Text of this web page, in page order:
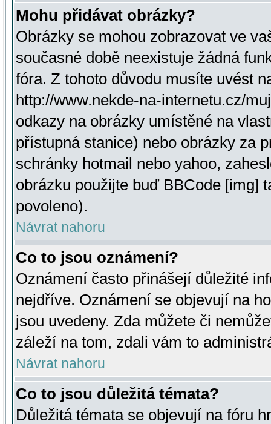
Mohu přidávat obrázky?
Obrázky se mohou zobrazovat ve
současné době neexistuje žádná
fóra. Z tohoto důvodu musíte uvést
http://www.nekde-na-internetu.cz/
odkazy na obrázky umístěné na
přístupná stanice) nebo obrázky za
schránky hotmail nebo yahoo,
obrázku použijte buď BBCode [img]
povoleno).
Návrat nahoru
Co to jsou oznámení?
Oznámení často přinášejí důležité
nejdříve. Oznámení se objevují na
jsou uvedeny. Zda můžete či
záleží na tom, zdali vám to
Návrat nahoru
Co to jsou důležitá témata?
Důležitá témata se objevují na fóru